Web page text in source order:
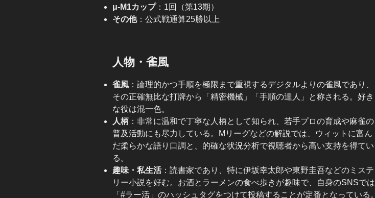
μ-M1カップ：1回（第13期）
その他：公式戦通算25勝以上
人物・雀風
雀風 ：論理的かつ手順を極限まで重視するデジタルよりの雀風であり、
その正確無比な打牌から「精密機械」「手順の達人」と称される。好き
な役は混一色。
人柄 ：非常に温和で丁寧な人柄として知られ、若手プロの育成や麻雀の
普及活動にも尽力している。Mリーグなどの解説では、ウィットに富ん
だ柔らかな語り口調と、的確な状況分析で視聴者から高い支持を得てい
る。
趣味・私生活：読書家であり、特に伊坂幸太郎や東野圭吾などのミステ
リー小説を好む。お酒とラーメンの食べ歩きが趣味で、自身のSNSでは
「#ラー活」のハッシュタグをつけて投稿することが定番となっている。